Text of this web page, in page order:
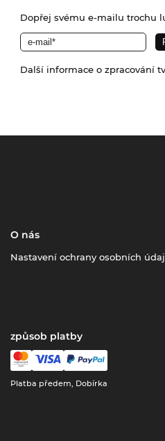
Dopřej svému e-mailu trochu
Další informace o zpracování
O nás
Nastavení ochrany osobních
způsob platby
Platba předem, Dobírka